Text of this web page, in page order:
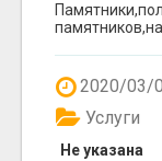
2020/03/
Не указана
Услуги